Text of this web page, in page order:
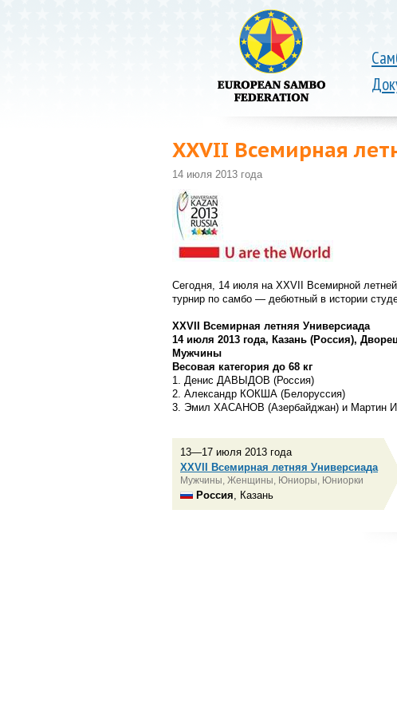
XXVII Всемирная
14 июля 2013 года
Сегодня, 14 июля на XXVII Всемирной
турнир по самбо — дебютный в истории
XXVII Всемирная летняя Универсиада
14 июля 2013 года, Казань (Россия),
Мужчины
Весовая категория до 68 кг
1. Денис ДАВЫДОВ (Россия)
2. Александр КОКША (Белоруссия)
3. Эмил ХАСАНОВ (Азербайджан) и Мартин
13—17 июля 2013 года
XXVII Всемирная летняя Универсиада
Мужчины, Женщины, Юниоры, Юниорки
Россия , Казань